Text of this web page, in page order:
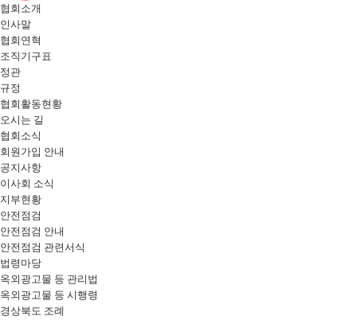
협회소개
인사말
협회연혁
조직기구표
정관
규정
협회활동현황
오시는 길
협회소식
회원가입 안내
공지사항
이사회 소식
지부현황
안전점검
안전점검 안내
안전점검 관련서식
법령마당
옥외광고물 등 관리법
옥외광고물 등 시행령
경상북도 조례